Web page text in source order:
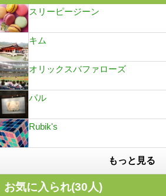
スリーピージーン
キム
オリックスバファローズ
パル
Rubik's
もっと見る
お気に入られ(30人)